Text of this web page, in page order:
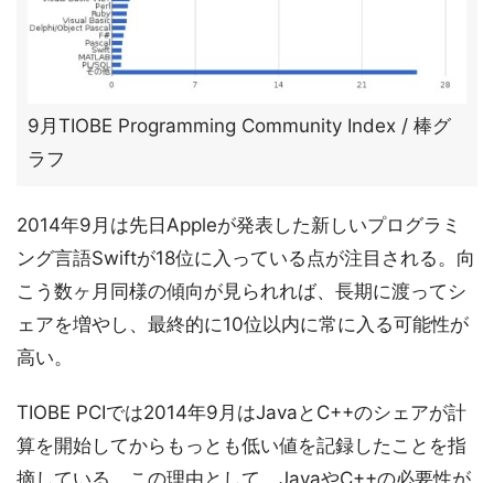
9月TIOBE Programming Community Index / 棒グ
ラフ
2014年9月は先日Appleが発表した新しいプログラミ
ング言語Swiftが18位に入っている点が注目される。向
こう数ヶ月同様の傾向が見られれば、長期に渡ってシ
ェアを増やし、最終的に10位以内に常に入る可能性が
高い。
TIOBE PCIでは2014年9月はJavaとC++のシェアが計
算を開始してからもっとも低い値を記録したことを指
摘している。この理由として、JavaやC++の必要性が